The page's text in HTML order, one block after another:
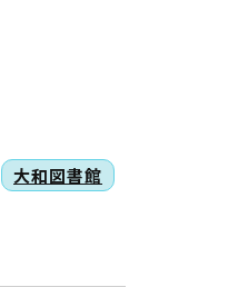
大和図書館